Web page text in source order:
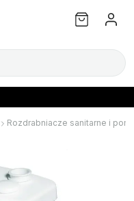
Rozdrabniacze sanitarne i